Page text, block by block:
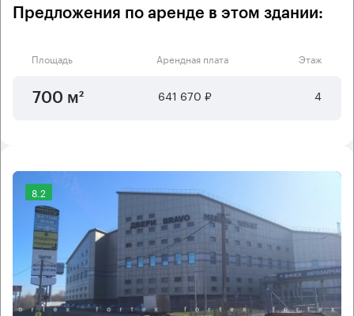
Предложения по аренде в этом здании:
Площадь Арендная плата Этаж
700 м² 641 670 ₽ 4
8.2